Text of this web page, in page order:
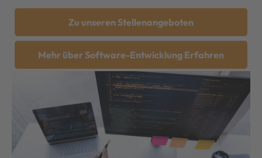
Zu unseren Stellenangeboten
Mehr über Software-Entwicklung Erfahren